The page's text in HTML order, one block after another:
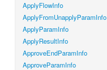
ApplyFlowInfo
ApplyFromUnapplyParamInfo
ApplyParamInfo
ApplyResultInfo
ApproveEndParamInfo
ApproveParamInfo